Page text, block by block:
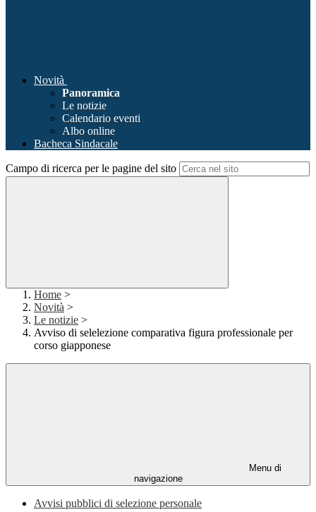
Novità
Panoramica
Le notizie
Calendario eventi
Albo online
Bacheca Sindacale
Campo di ricerca per le pagine del sito
Home >
Novità >
Le notizie >
Avviso di selelezione comparativa figura professionale per
corso giapponese
Menu di
navigazione
Avvisi pubblici di selezione personale